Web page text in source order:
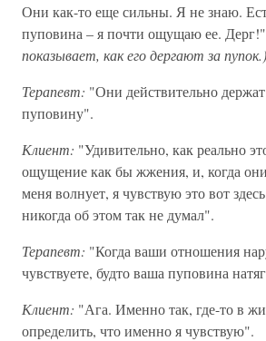
Они как-то еще сильны. Я не знаю.
пуповина – я почти ощущаю ее. Дерг!"
показывает, как его дергают за пупок.)
Терапевт: "Они действительно держат
пуповину".
Клиент: "Удивительно, как реально
ощущение как бы жжения, и, когда
меня волнует, я чувствую это вот здесь
никогда об этом так не думал".
Терапевт: "Когда ваши отношения
чувствуете, будто ваша пуповина
Клиент: "Ага. Именно так, где-то в
определить, что именно я чувствую".